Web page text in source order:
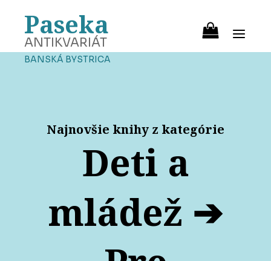
Paseka
ANTIKVARIÁT
BANSKÁ BYSTRICA
Najnovšie knihy z kategórie
Deti a
mládež ➔